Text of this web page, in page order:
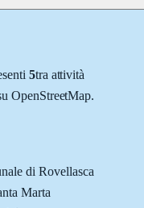
5tra attività
OpenStreetMap.
di Rovellasca
Marta